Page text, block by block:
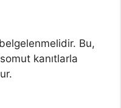
Bu,
kanıtlarla